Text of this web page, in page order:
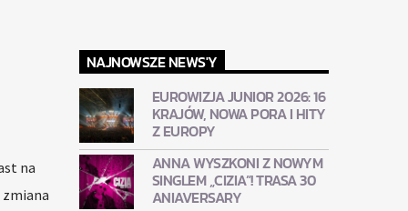
na
zmiana
NAJNOWSZE NEWS'Y
EUROWIZJA JUNIOR 2026: 16
KRAJÓW, NOWA PORA I HITY
Z EUROPY
ANNA WYSZKONI Z NOWYM
SINGLEM „CIZIA”! TRASA 30
ANIAVERSARY